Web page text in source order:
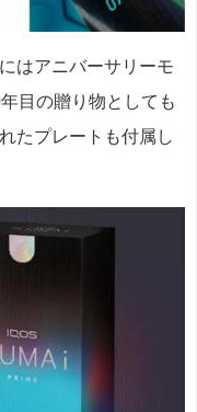
はアニバーサリーモ
目の贈り物としても
たプレートも付属し